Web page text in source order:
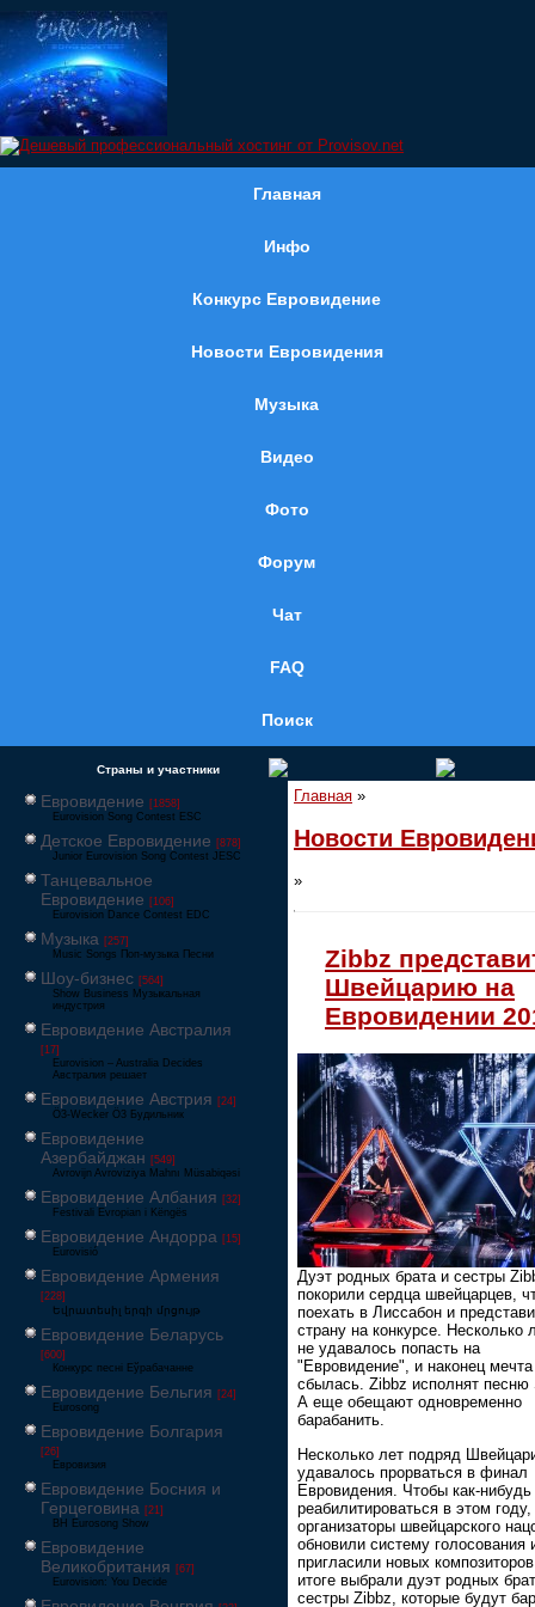
Главная
Инфо
Конкурс Евровидение
Новости Евровидения
Музыка
Видео
Фото
Форум
Чат
FAQ
Поиск
Страны и участники
Евровидение [1858]
Eurovision Song Contest ESC
Детское Евровидение [878]
Junior Eurovision Song Contest JESC
Танцевальное
Евровидение [106]
Eurovision Dance Contest EDC
Музыка [257]
Music Songs Поп-музыка Песни
Шоу-бизнес [564]
Show Business Музыкальная
индустрия
Евровидение Австралия
[17]
Eurovision – Australia Decides
Австралия решает
Евровидение Австрия [24]
Ö3-Wecker Ö3 Будильник
Евровидение
Азербайджан [549]
Avrovijn Avroviziya Mahnı Müsabiqəsi
Евровидение Албания [32]
Festivali Evropian i Këngës
Евровидение Андорра [15]
Eurovisió
Евровидение Армения
[228]
Եվրատեսիլ երգի մրցույթ
Евровидение Беларусь
[600]
Конкурс песні Еўрабачанне
Евровидение Бельгия [24]
Eurosong
Евровидение Болгария
[26]
Евровизия
Евровидение Босния и
Герцеговина [21]
BH Eurosong Show
Евровидение
Великобритания [67]
Eurovision: You Decide
Главная »
Новости
»
Zibbz
Швейцарию на
Евровидении
Дуэт родных брата и сестры
покорили сердца швейцарцев,
поехать в Лиссабон и
страну на конкурсе. Несколько
не удавалось попасть на
"Евровидение", и наконец мечта
сбылась. Zibbz исполнят песню
А еще обещают одновременно
барабанить.
Несколько лет подряд
удавалось прорваться в финал
Евровидения. Чтобы как-нибудь
реабилитироваться в этом году,
организаторы швейцарского
обновили систему голосования
пригласили новых
итоге выбрали дуэт родных
сестры Zibbz, которые будут